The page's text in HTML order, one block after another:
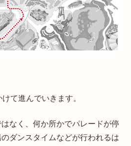
て進んでいきます。
なく、何か所かでパレードが停
ダンスタイムなどが行われるは